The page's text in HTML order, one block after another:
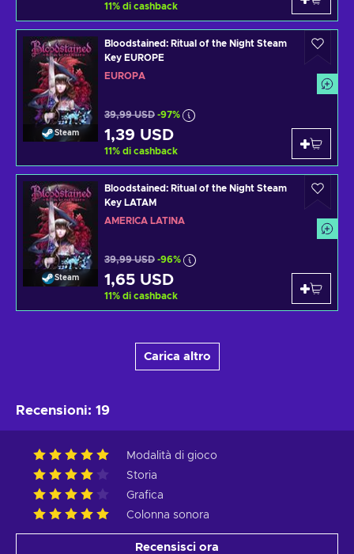
11% di cashback
Steam
Bloodstained: Ritual of the Night Steam
Key EUROPE
EUROPA
39,99 USD -97%
1,39 USD
11% di cashback
Steam
Bloodstained: Ritual of the Night Steam
Key LATAM
AMERICA LATINA
39,99 USD -96%
1,65 USD
11% di cashback
Carica altro
Recensioni: 19
Modalità di gioco
Storia
Grafica
Colonna sonora
Recensisci ora